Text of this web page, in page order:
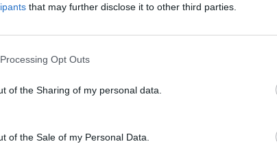
that may further disclose it to other third parties.
Opt Outs
of the Sharing of my personal data.
of the Sale of my Personal Data.